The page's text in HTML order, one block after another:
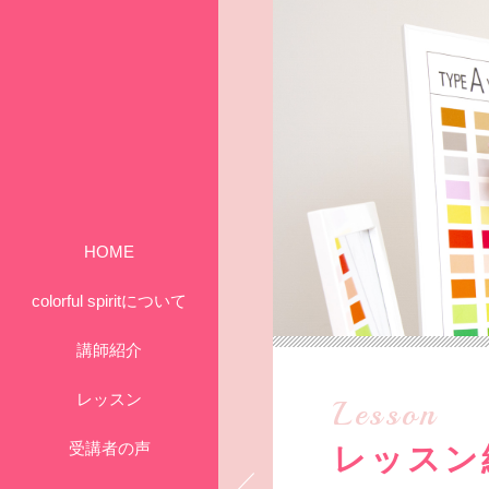
HOME
colorful spiritについて
講師紹介
レッスン
受講者の声
Lesson
レッス